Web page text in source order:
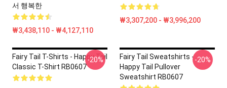
서 행복한
₩3,438,110 - ₩4,127,110
₩3,307,200 - ₩3,996,200
Fairy Tail T-Shirts - Happy Tail
Classic T-Shirt RB0607
-20%
Fairy Tail Sweatshirts -
Happy Tail Pullover
Sweatshirt RB0607
-20%